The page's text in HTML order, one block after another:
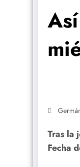
Tras la
Fecha